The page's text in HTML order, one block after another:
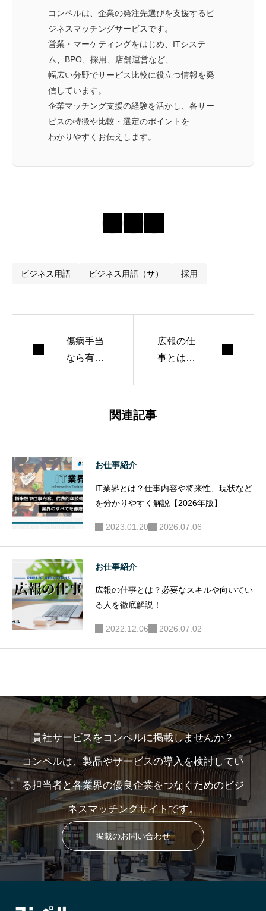
コンペルは、企業の発注先選びを支援するビ
ジネスマッチングサービスです。
営業・マーケティングをはじめ、ITシステ
ム、BPO、採用、店舗運営など、
幅広い分野でサービス比較に役立つ情報を発
信しています。
企業マッチング支援の経験を活かし、各サー
ビスの特徴や比較・選定のポイントを
わかりやすくお伝えします。
ビジネス用語 ビジネス用語（サ） 採用
傷病手当
なら有給
たら
広報の仕
事とは？
関連記事
お仕事紹介
IT業界とは？仕事内容や将来性、現状など
を分かりやすく解説【2026年版】
2023.01.20 2026.07.06
お仕事紹介
広報の仕事とは？必要なスキルや向いてい
る人を徹底解説！
2022.12.06 2026.07.02
貴社サービスをコンペルに掲載しませんか？
コンペルは、製品やサービスの導入を検討してい
る担当者と各業界の優良企業をつなぐためのビジ
ネスマッチングサイトです。
掲載のお問い合わせ